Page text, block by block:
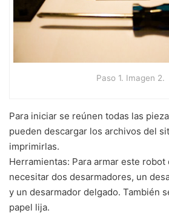
Paso 1. Imagen 2.
Para iniciar se reúnen todas las
pueden descargar los archivos del
imprimirlas.
Herramientas: Para armar este
necesitar dos desarmadores, un
y un desarmador delgado. También
papel lija.